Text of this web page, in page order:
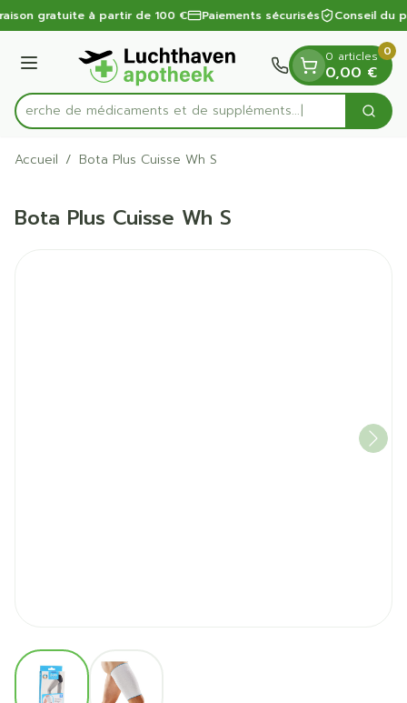
Aller au contenu
1 de 1
gratuite à partir de 100 € Paiements sécurisés Conseil du
Menu
Rechercherde médicaments et de suppléments...
0 articles
0,00 €
0
Accueil / Bota Plus Cuisse Wh S
Bota Plus Cuisse Wh S
View larger imageView larger image